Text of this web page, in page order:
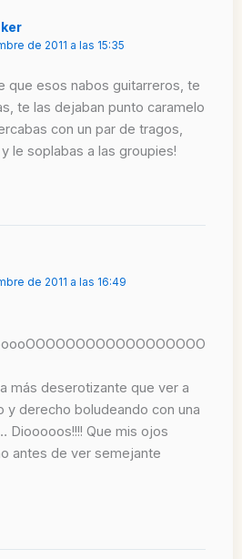
de 2011 a las 15:35
que esos nabos guitarreros, te
te las dejaban punto caramelo
con un par de tragos,
le soplabas a las groupies!
de 2011 a las 16:49
más deserotizante que ver a
y derecho boludeando con una
Diooooos!!!! Que mis ojos
antes de ver semejante